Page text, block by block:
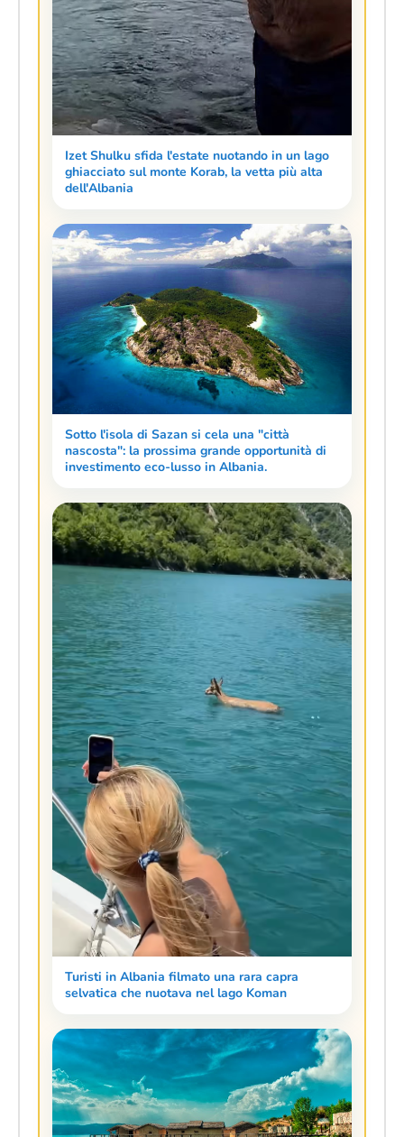
Izet Shulku sfida l'estate nuotando in un lago
ghiacciato sul monte Korab, la vetta più alta
dell'Albania
Sotto l'isola di Sazan si cela una "città
nascosta": la prossima grande opportunità di
investimento eco-lusso in Albania.
Turisti in Albania filmato una rara capra
selvatica che nuotava nel lago Koman